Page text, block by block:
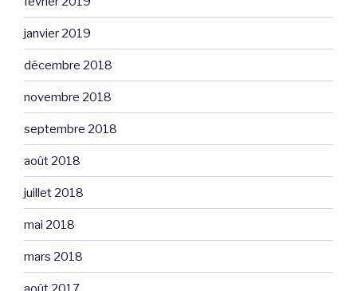
janvier 2019
décembre 2018
novembre 2018
septembre 2018
août 2018
juillet 2018
mai 2018
mars 2018